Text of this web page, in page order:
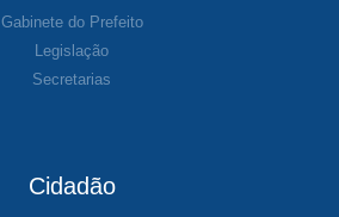
Gabinete do Prefeito
Legislação
Secretarias
Cidadão